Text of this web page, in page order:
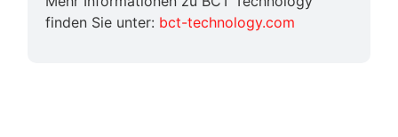
finden Sie unter: bct-technology.com